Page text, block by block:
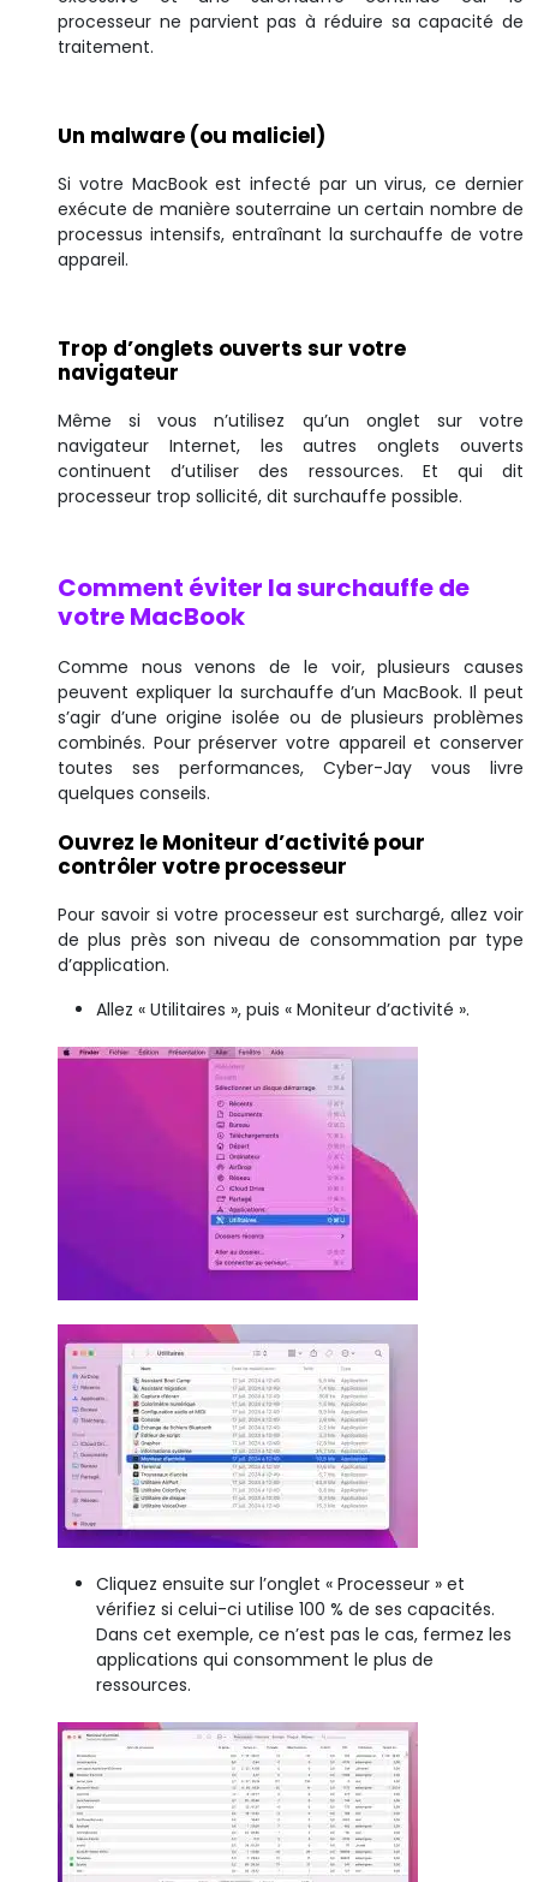
processeur ne parvient pas à réduire sa capacité de
traitement.
Un malware (ou maliciel)
Si votre MacBook est infecté par un virus, ce dernier
exécute de manière souterraine un certain nombre de
processus intensifs, entraînant la surchauffe de votre
appareil.
Trop d’onglets ouverts sur votre
navigateur
Même si vous n’utilisez qu’un onglet sur votre
navigateur Internet, les autres onglets ouverts
continuent d’utiliser des ressources. Et qui dit
processeur trop sollicité, dit surchauffe possible.
Comment éviter la surchauffe de
votre MacBook
Comme nous venons de le voir, plusieurs causes
peuvent expliquer la surchauffe d’un MacBook. Il peut
s’agir d’une origine isolée ou de plusieurs problèmes
combinés. Pour préserver votre appareil et conserver
toutes ses performances, Cyber-Jay vous livre
quelques conseils.
Ouvrez le Moniteur d’activité pour
contrôler votre processeur
Pour savoir si votre processeur est surchargé, allez voir
de plus près son niveau de consommation par type
d’application.
Allez « Utilitaires », puis « Moniteur d’activité ».
Cliquez ensuite sur l’onglet « Processeur » et
vérifiez si celui-ci utilise 100 % de ses capacités.
Dans cet exemple, ce n’est pas le cas, fermez les
applications qui consomment le plus de
ressources.